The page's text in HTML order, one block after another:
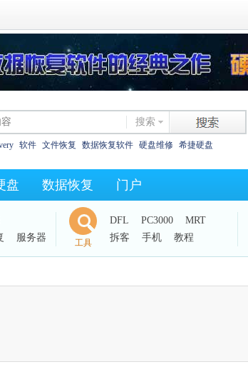
搜索
软件 文件恢复 数据恢复软件 硬盘维修 希捷硬盘
板 效率源dc
盘 数据恢复 门户
服务器
工具
DFL PC3000
MRT
拆客
手机 教程